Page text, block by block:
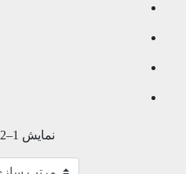
نمایش 1–12 از 58 نتیجه